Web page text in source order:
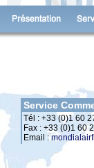
Service
Tél : +33 (0)1 60
Fax : +33 (0)1 60
Email :